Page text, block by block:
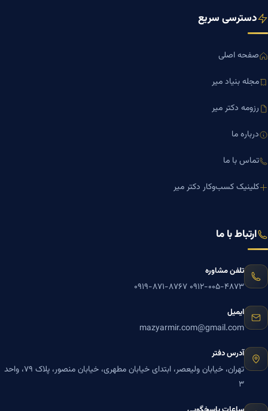
دسترسی سریع
صفحه اصلی
مجله بنیاد میر
رزومه دکتر میر
درباره ما
تماس با ما
کلینیک کسب‌وکار دکتر میر
ارتباط با ما
تلفن مشاوره
۰۹۱۲-۰۰۵-۴۸۷۳ ۰۹۱۹-۸۷۱-۸۷۶۷
ایمیل
mazyarmir.com@gmail.com
آدرس دفتر
تهران، خیابان ولیعصر، ابتدای خیابان مطهری، خیابان منصور، پلاک ۷۹، واحد
۳